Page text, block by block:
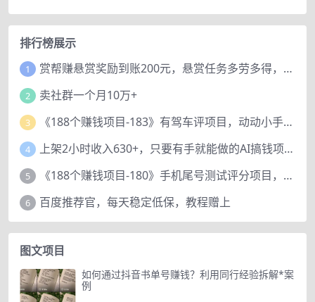
排行榜展示
1 赏帮赚悬赏奖励到账200元，悬赏任务多劳多得，人人可做。
2 卖社群一个月10万+
3 《188个赚钱项目-183》有驾车评项目，动动小手，复制粘贴赚44元！
4 上架2小时收入630+，只要有手就能做的AI搞钱项目，奶奶看完都能学会!
5 《188个赚钱项目-180》手机尾号测试评分项目，短视频直播日赚200+
6 百度推荐官，每天稳定低保，教程赠上
图文项目
如何通过抖音书单号赚钱？利用同行经验拆解*案
例